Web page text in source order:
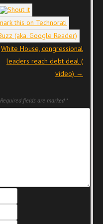
White House, congressional
leaders reach debt deal (
video) →
Required fields are marked *